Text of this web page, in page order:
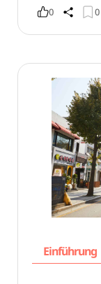
0 0
Einführung